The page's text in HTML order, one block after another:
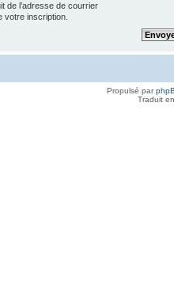
de l’adresse de courrier
votre inscription.
Propulsé par
Traduit